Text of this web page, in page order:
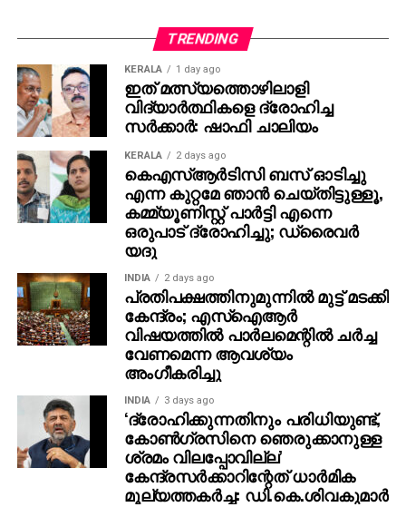
വൈറലായതോടെ ആരാധകരും ആവേശത്തിലാണ്.
‘ജയിലര്‍ 2’ സിനിമയിലും ലാലേട്ടന്റെ കോസ്റ്റ്യൂം
‘കത്തണം’ എന്നാണ് ആരാധകര്‍ ആവശ്യപ്പെടുന്നത്.
മാത്യുവിന്റെ രണ്ടാമത്തെ വരവിനായി കാത്തിരിക്കുന്നു
എന്നും ആരാധകര്‍ കുറക്കുന്നു.
TRENDING
KERALA 1 day ago
ഇത് മത്സ്യത്തൊഴിലാളി
വിദ്യാര്‍ത്ഥികളെ ദ്രോഹിച്ച
സര്‍ക്കാര്‍: ഷാഫി ചാലിയം
KERALA 2 days ago
കെഎസ്ആര്‍ടിസി ബസ് ഓടിച്ചു
എന്ന കുറ്റമേ ഞാന്‍ ചെയ്തിട്ടുള്ളൂ,
കമ്മ്യൂണിസ്റ്റ് പാര്‍ട്ടി എന്നെ
ഒരുപാട് ദ്രോഹിച്ചു; ഡ്രൈവര്‍
യദു
INDIA 2 days ago
പ്രതിപക്ഷത്തിനുമുന്നില്‍ മുട്ട് മടക്കി
കേന്ദ്രം; എസ്ഐആർ
വിഷയത്തിൽ പാർലമെന്റിൽ ചർച്ച
വേണമെന്ന ആവശ്യം
അംഗീകരിച്ചു
INDIA 3 days ago
‘ദ്രോഹിക്കുന്നതിനും പരിധിയുണ്ട്,
കോണ്‍ഗ്രസിനെ ഞെരുക്കാനുള്ള
ശ്രമം വിലപ്പോവില്ല’
കേന്ദ്രസര്‍ക്കാറിന്റേത് ധാര്‍മിക
മൂല്യത്തകര്‍ച്ച: ഡി.കെ.ശിവകുമാര്‍